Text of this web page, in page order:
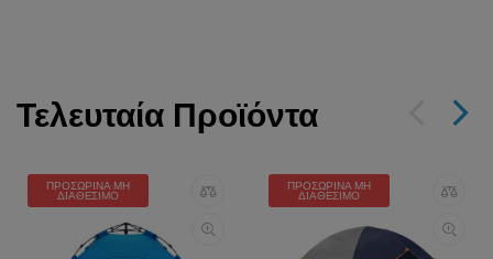
Τελευταία Προϊόντα
ΠΡΟΣΩΡΙΝΆ ΜΗ
ΔΙΑΘΈΣΙΜΟ
ΠΡΟΣΩΡΙΝΆ ΜΗ
ΔΙΑΘΈΣΙΜΟ